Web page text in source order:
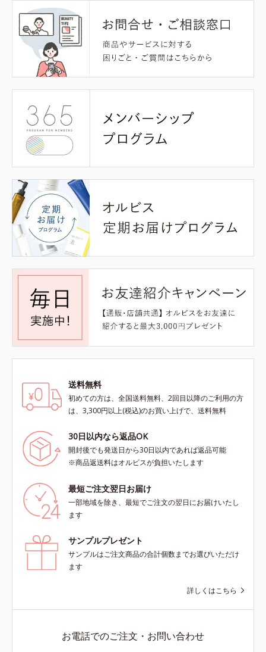
送料無料
初めての方は、全国送料無料、2回目以降のご利用の方
は、3,300円以上(税込)のお買い上げで、送料無料
30日以内なら返品OK
開封後でも発送日から30日以内であれば返品可能
※商品返送料はオルビスが負担いたします
最短ご注文翌日お届け
一部地域を除き、最短でご注文の翌日にお届けいたし
ます
サンプルプレゼント
サンプルはご注文商品の合計個数までお選びいただけ
ます
詳しくはこちら
お電話でのご注文・お問い合わせ